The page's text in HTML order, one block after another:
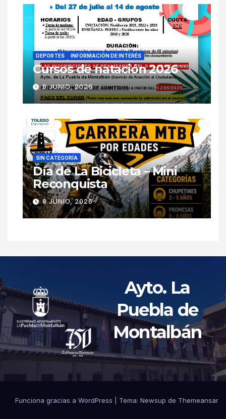
DEPORTES INFORMACIÓN DE INTERÉS
Cursos de natación 2026
8 JUNIO, 2026
SIN CATEGORÍA
Día de La Bicicleta – Mini
Reconquista
8 JUNIO, 2026
Ayto. La
Puebla de
Montalbán
Funciona gracias a WordPress Tema: Newsup de Themeansar